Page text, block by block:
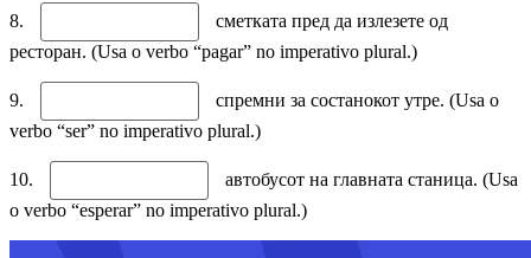
8.
сметката пред да излезете од
ресторан. (Usa o verbo “pagar” no imperativo plural.)
9.
спремни за состанокот утре. (Usa o
verbo “ser” no imperativo plural.)
10.
автобусот на главната станица. (Usa
o verbo “esperar” no imperativo plural.)